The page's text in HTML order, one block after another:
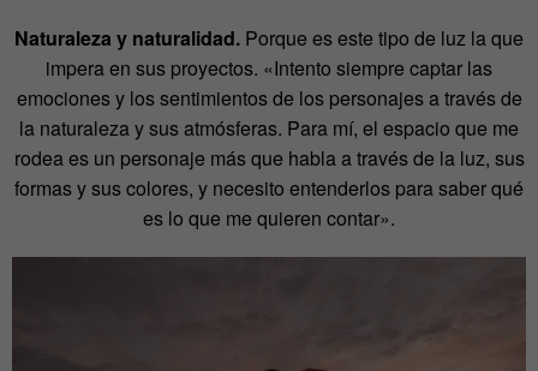
Naturaleza y naturalidad. Porque es este tipo de luz la que
impera en sus proyectos. «Intento siempre captar las
emociones y los sentimientos de los personajes a través de
la naturaleza y sus atmósferas. Para mí, el espacio que me
rodea es un personaje más que habla a través de la luz, sus
formas y sus colores, y necesito entenderlos para saber qué
es lo que me quieren contar».